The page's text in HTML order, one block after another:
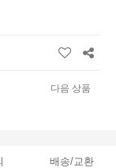
다음 상품
배송/교환